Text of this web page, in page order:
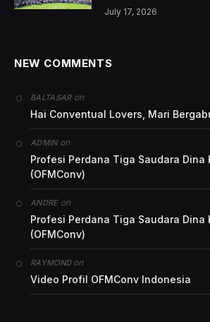
July 17, 2026
NEW COMMENTS
BALTASARon
Hai Conventual Lovers, Mari
ADMINon
Profesi Perdana Tiga Saudara Dina
(OFMConv)
ANDREon
Profesi Perdana Tiga Saudara Dina
(OFMConv)
RAYMONDon
Video Profil OFMConv Indonesia